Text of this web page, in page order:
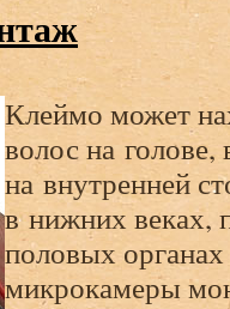
Клеймо может
волос на голове,
на внутренней
в нижних
половых
микрокамеры